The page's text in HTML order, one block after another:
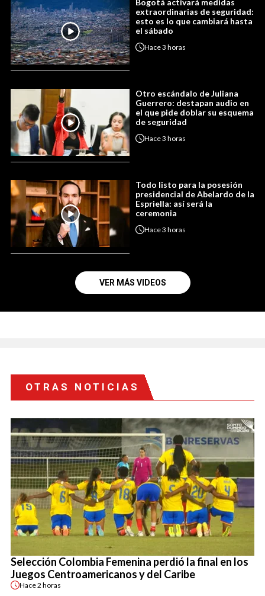
Bogotá activará medidas
extraordinarias de seguridad:
esto es lo que cambiará hasta
el sábado
Hace3 horas
Otro escándalo de Juliana
Guerrero: destapan audio en
el que pide doblar su esquema
de seguridad
Hace3 horas
Todo listo para la posesión
presidencial de Abelardo de la
Espriella: así será la
ceremonia
Hace3 horas
VER MÁS VIDEOS
OTRAS NOTICIAS
Selección Colombia Femenina perdió la final en los
Juegos Centroamericanos y del Caribe
Hace2 horas